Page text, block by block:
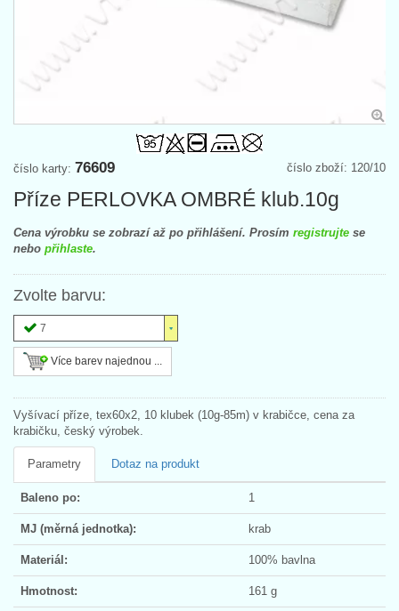
číslo zboží: 120/10
číslo karty: 76609
Příze PERLOVKA OMBRÉ klub.10g
Cena výrobku se zobrazí až po přihlášení. Prosím registrujte se
nebo přihlaste.
Zvolte barvu:
7
Více barev najednou ...
Vyšívací příze, tex60x2, 10 klubek (10g-85m) v krabičce, cena za
krabičku, český výrobek.
Parametry Dotaz na produkt
Baleno po: 1
MJ (měrná jednotka): krab
Materiál: 100% bavlna
Hmotnost: 161 g